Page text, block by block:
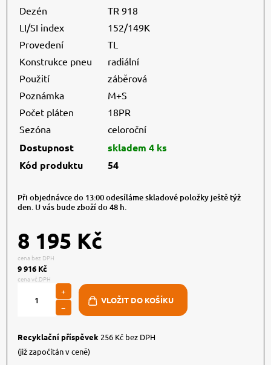
Dezén
TR 918
LI/SI index
152/149K
Provedení
TL
Konstrukce pneu
radiální
Použití
záběrová
Poznámka
M+S
Počet pláten
18PR
Sezóna
celoroční
Dostupnost
skladem 4 ks
Kód produktu
54
Při objednávce do 13:00 odesíláme skladové položky ještě týž
den. U vás bude zboží do 48 h.
8 195 Kč
cena bez DPH
9 916 Kč
cena vč.DPH
+
−
Recyklační příspěvek 256 Kč bez DPH
(již započítán v ceně)